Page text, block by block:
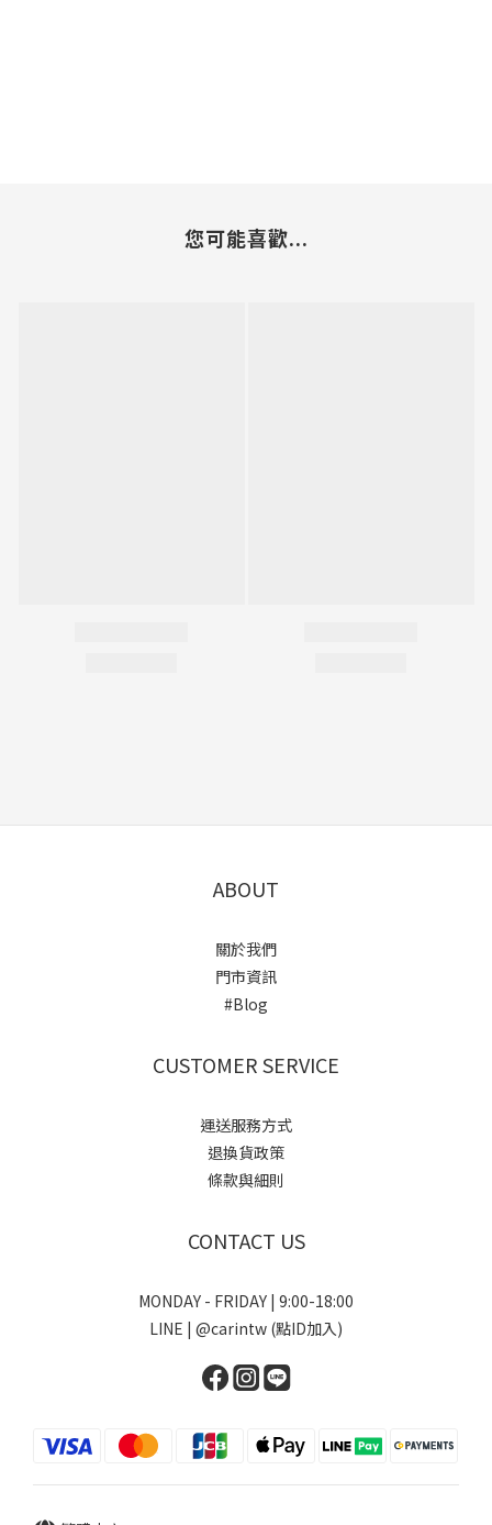
您可能喜歡...
ABOUT
關於我們
門市資訊
#Blog
CUSTOMER SERVICE
運送服務方式
退換貨政策
條款與細則
CONTACT US
MONDAY - FRIDAY | 9:00-18:00
LINE | @carintw (點ID加入)